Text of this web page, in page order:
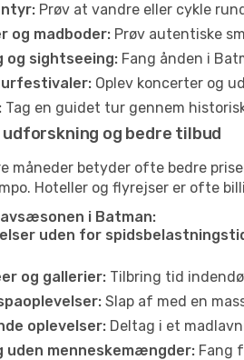
Prøv at vandre eller cykle
og madboder: Prøv autentiske
og sightseeing: Fang ånden i
Oplev koncerter og
Tag en guidet tur gennem
og bedre tilbud
måneder betyder ofte bedre
Hoteller og flyrejser er ofte
i Batman:
uden for
og gallerier: Tilbring tid
Slap af med en
oplevelser: Deltag i et
uden menneskemængder: Fang